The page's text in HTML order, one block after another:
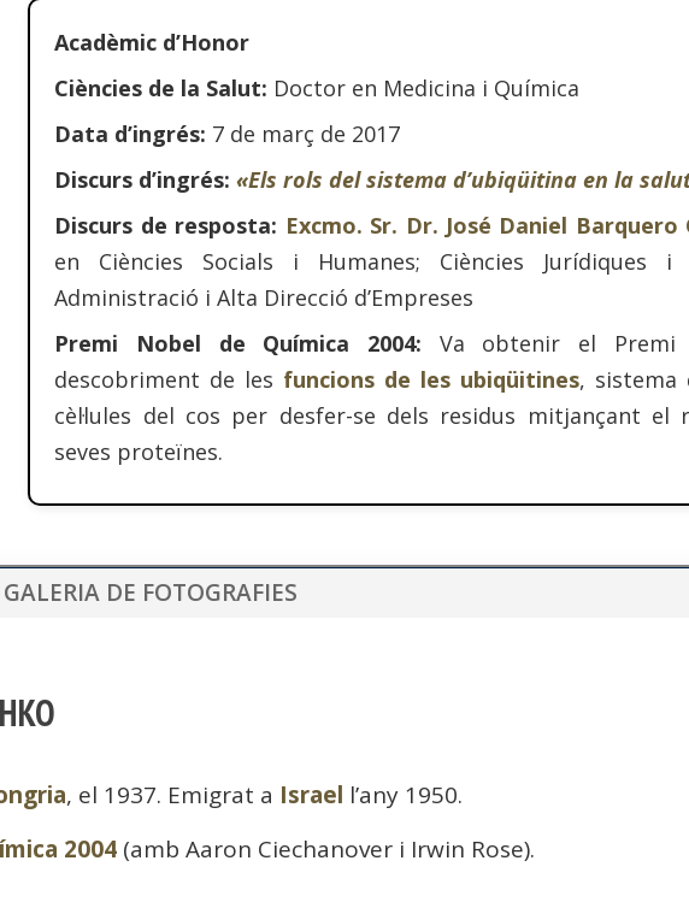
Acadèmic d’Honor
Ciències de la Salut: Doctor en Medicina i Química
Data d’ingrés: 7 de març de 2017
Discurs d’ingrés:«Els rols del sistema d’ubiqüitina en la
Discurs de resposta: Excmo. Sr. Dr. José Daniel Barquero
en Ciències Socials i Humanes; Ciències Jurídiques i
Administració i Alta Direcció d’Empreses
Premi Nobel de Química 2004: Va obtenir el Premi
descobriment de les funcions de les ubiqüitines, sistema
cèl·lules del cos per desfer-se dels residus mitjançant el
seves proteïnes.
GALERIA DE FOTOGRAFIES
, el 1937. Emigrat a Israel l’any 1950.
2004(amb Aaron Ciechanover i Irwin Rose).